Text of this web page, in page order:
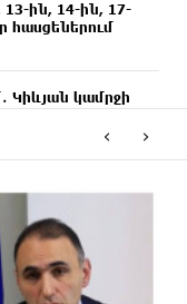
ին, 14-ին, 17-
հասցեներում
Կիևյան կամրջի
‹ ›